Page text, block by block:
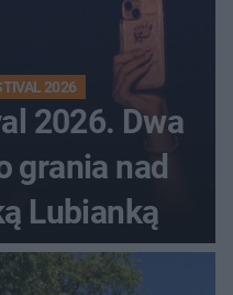
2026
2026. Dwa
grania nad
Lubianką